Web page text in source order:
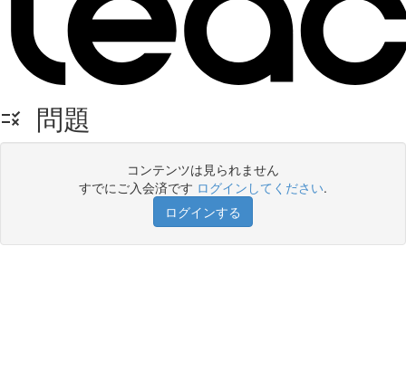
問題
コンテンツは見られません
すでにご入会済です ログインしてください.
ログインする